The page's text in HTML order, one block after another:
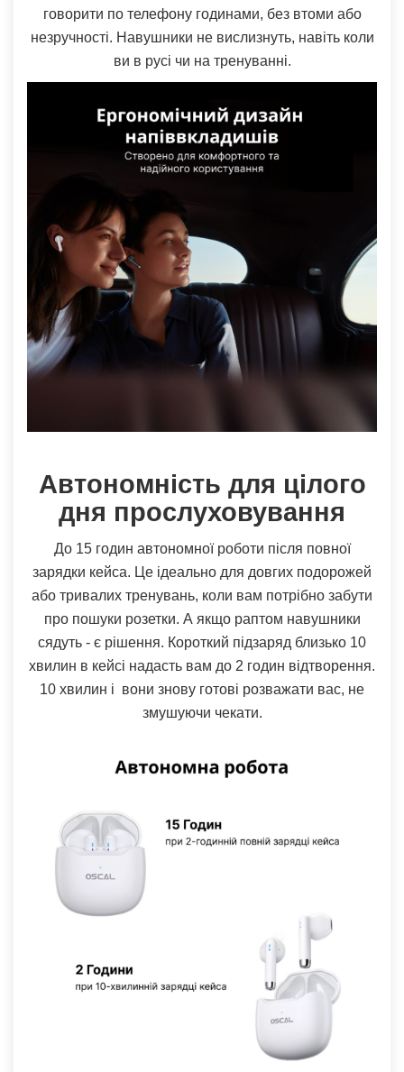
говорити по телефону годинами, без втоми або
незручності. Навушники не вислизнуть, навіть коли
ви в русі чи на тренуванні.
Автономність для цілого
дня прослуховування
До 15 годин автономної роботи після повної
зарядки кейса. Це ідеально для довгих подорожей
або тривалих тренувань, коли вам потрібно забути
про пошуки розетки. А якщо раптом навушники
сядуть - є рішення. Короткий підзаряд близько 10
хвилин в кейсі надасть вам до 2 годин відтворення.
10 хвилин і вони знову готові розважати вас, не
змушуючи чекати.